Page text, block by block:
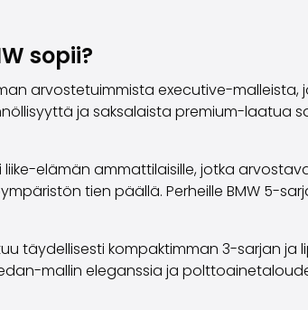
sopii?
arvostetuimmista executive-
ja saksalaista premium-laatua
liike-elämän ammattilaisille, jotka
tien päällä. Perheille BMW 5-
täydellisesti kompaktimman 3-sarjan
mallin eleganssia ja